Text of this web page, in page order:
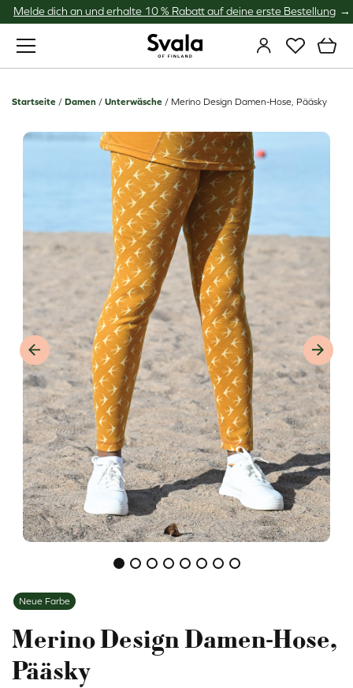
Melde dich an und erhalte 10 % Rabatt auf deine erste Bestellung
Startseite / Damen / Unterwäsche / Merino Design Damen-Hose, Pääsky
Previous item Next
Neue Farbe
Merino Design Damen-Hose,
Pääsky